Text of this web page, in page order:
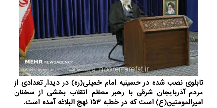
تابلوی نصب شده در حسینیه امام خمینی(ره) در دیدار تعدادی از
مردم آذربایجان شرقی با رهبر معظم انقلاب بخشی از سخنان
امیرالمومنین(ع) است که در خطبه ۱۵۳ نهج البلاغه آمده است.